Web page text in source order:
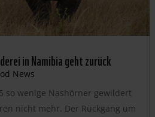
in Namibia geht zurück
News
so wenige Nashörner gewildert
nicht mehr. Der Rückgang um